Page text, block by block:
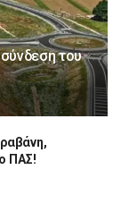
του
ΠΑΣ!